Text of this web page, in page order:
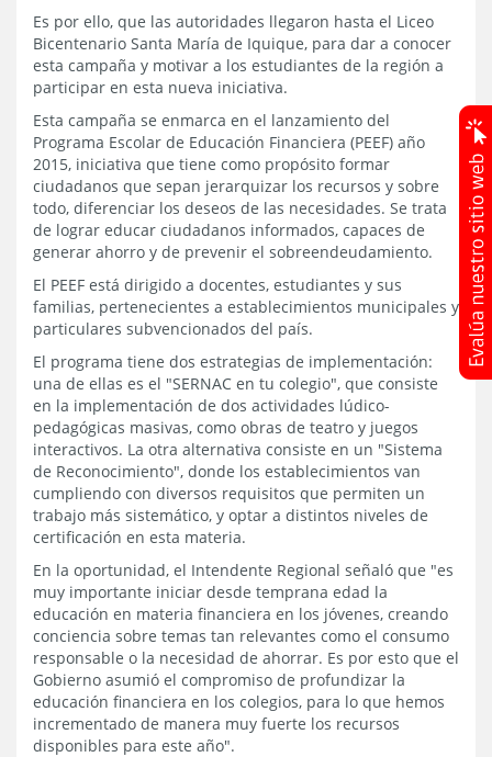
Es por ello, que las autoridades llegaron hasta el Liceo
Bicentenario Santa María de Iquique, para dar a conocer
esta campaña y motivar a los estudiantes de la región a
participar en esta nueva iniciativa.
Esta campaña se enmarca en el lanzamiento del
Programa Escolar de Educación Financiera (PEEF) año
2015, iniciativa que tiene como propósito formar
ciudadanos que sepan jerarquizar los recursos y sobre
todo, diferenciar los deseos de las necesidades. Se trata
de lograr educar ciudadanos informados, capaces de
generar ahorro y de prevenir el sobreendeudamiento.
El PEEF está dirigido a docentes, estudiantes y sus
familias, pertenecientes a establecimientos municipales y
particulares subvencionados del país.
El programa tiene dos estrategias de implementación:
una de ellas es el "SERNAC en tu colegio", que consiste
en la implementación de dos actividades lúdico-
pedagógicas masivas, como obras de teatro y juegos
interactivos. La otra alternativa consiste en un "Sistema
de Reconocimiento", donde los establecimientos van
cumpliendo con diversos requisitos que permiten un
trabajo más sistemático, y optar a distintos niveles de
certificación en esta materia.
En la oportunidad, el Intendente Regional señaló que "es
muy importante iniciar desde temprana edad la
educación en materia financiera en los jóvenes, creando
conciencia sobre temas tan relevantes como el consumo
responsable o la necesidad de ahorrar. Es por esto que el
Gobierno asumió el compromiso de profundizar la
educación financiera en los colegios, para lo que hemos
incrementado de manera muy fuerte los recursos
disponibles para este año".